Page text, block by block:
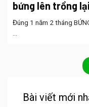
bứng lên trồng
Đúng 1 năm 2 tháng
Bài viết mới